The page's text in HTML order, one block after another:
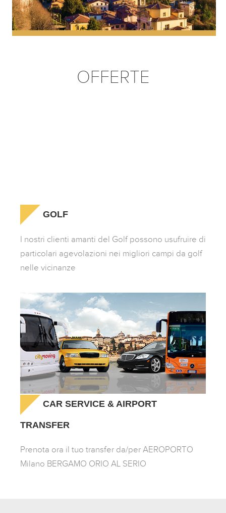
OFFERTE
GOLF
I nostri clienti amanti del Golf possono usufruire di
particolari agevolazioni nei migliori campi da golf
nelle vicinanze
CAR SERVICE & AIRPORT
TRANSFER
Prenota ora il tuo transfer da/per AEROPORTO
Milano BERGAMO ORIO AL SERIO